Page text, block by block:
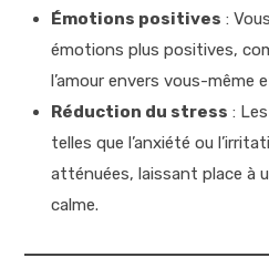
Émotions positives :
émotions plus positives,
l’amour envers vous-même
Réduction du stress :
telles que l’anxiété ou
atténuées, laissant place à
calme.